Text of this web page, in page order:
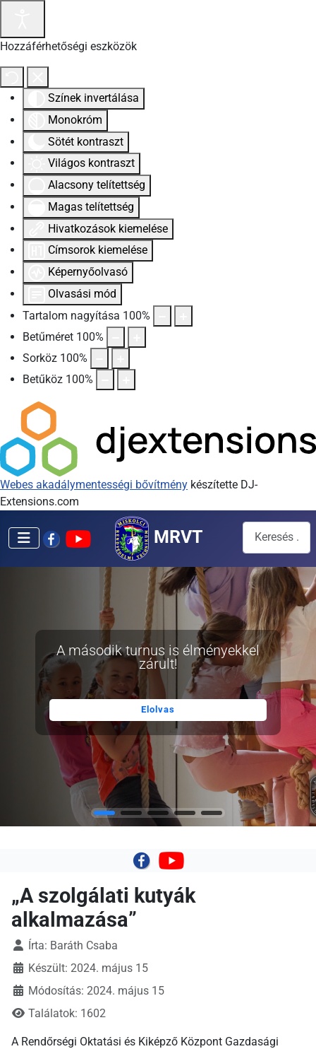
Hozzáférhetőségi eszközök
Színek invertálása
Monokróm
Sötét kontraszt
Világos kontraszt
Alacsony telítettség
Magas telítettség
Hivatkozások kiemelése
Címsorok kiemelése
Képernyőolvasó
Olvasási mód
Tartalom nagyítása 100%
Betűméret 100%
Sorköz 100%
Betűköz 100%
Webes akadálymentességi bővítmény készítette DJ-
Extensions.com
MRVT Keresés...
A második turnus is élményekkel
zárult!
Elolvas
„A szolgálati kutyák
alkalmazása”
Írta: Baráth Csaba
Készült: 2024. május 15
Módosítás: 2024. május 15
Találatok: 1602
A Rendőrségi Oktatási és Kiképző Központ Gazdasági